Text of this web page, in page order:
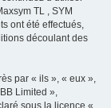
TL , SYM
ont été effectués,
découlant des
par « ils », « eux »,
Limited »,
sous la licence «